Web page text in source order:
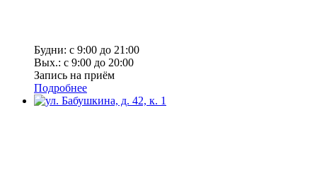
Будни: с 9:00 до 21:00
Вых.: с 9:00 до 20:00
Запись на приём
Подробнее